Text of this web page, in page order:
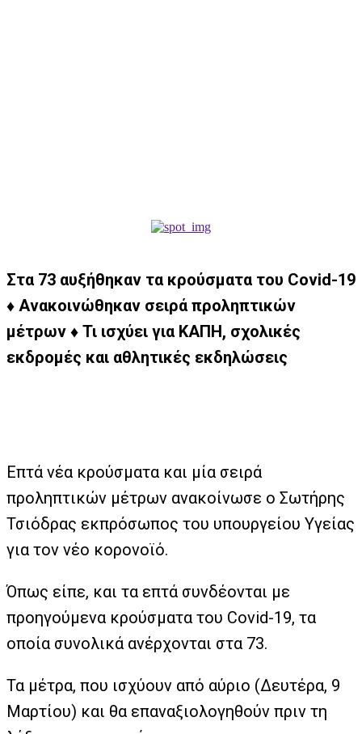
Στα 73 αυξήθηκαν τα κρούσματα του Covid-19
♦ Ανακοινώθηκαν σειρά προληπτικών
μέτρων ♦ Τι ισχύει για ΚΑΠΗ, σχολικές
εκδρομές και αθλητικές εκδηλώσεις
Επτά νέα κρούσματα και μία σειρά
προληπτικών μέτρων ανακοίνωσε ο Σωτήρης
Τσιόδρας εκπρόσωπος του υπουργείου Υγείας
για τον νέο κορονοϊό.
Όπως είπε, και τα επτά συνδέονται με
προηγούμενα κρούσματα του Covid-19, τα
οποία συνολικά ανέρχονται στα 73.
Τα μέτρα, που ισχύουν από αύριο (Δευτέρα, 9
Μαρτίου) και θα επαναξιολογηθούν πριν τη